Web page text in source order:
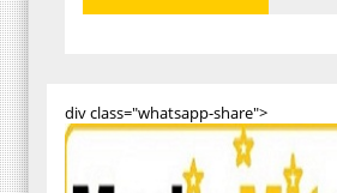
div class="whatsapp-share">